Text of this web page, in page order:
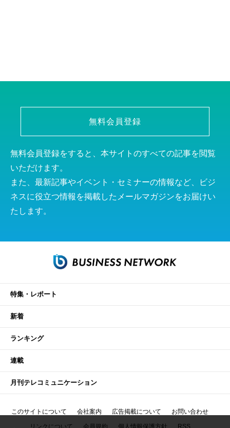
無料会員登録
無料会員登録をすると、本サイトのすべての記事を閲覧
いただけます。
また、最新記事やイベント・セミナーの情報など、ビジ
ネスに役立つ情報を掲載したメールマガジンをお届けい
たします。
特集・レポート
新着
ランキング
連載
月刊テレコミュニケーション
このサイトについて 会社案内 広告掲載について お問い合わせ
リンクについて 会員規約 個人情報保護方針 RSS